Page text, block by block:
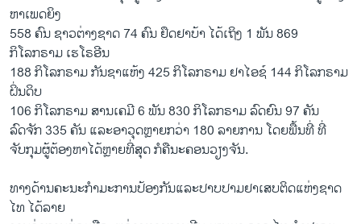
ຫາເພດຍິງ
558 ຄົນ ຊາວຕ່າງຊາດ 74 ຄົນ ຢຶດຢາບ້າ ໄດ້ເຖິງ 1 ພັນ 869
ກິໂລກຣາມ ເຮໂຣອີນ
188 ກິໂລກຣາມ ກັນຊາແຫ້ງ 425 ກິໂລກຣາມ ຢາໄອຊ໌ 144 ກິໂລກຣາມ
ຝິ່ນດິບ
106 ກິໂລກຣາມ ສານເຄມີ 6 ພັນ 830 ກິໂລກຣາມ ລົດຍົນ 97 ຄັນ
ລົດຈັກ 335 ຄັນ ແລະອາວຸດຫຼາຍກວ່າ 180 ລາຍການ ໂດຍພື້ນທີ່ ທີ່
ຈັບກຸມຜູ້ຕ້ອງຫາໄດ້ຫຼາຍທີ່ສຸດ ກໍຄືນະຄອນວຽງຈັນ.
ທາງດ້ານຄະນະກຳມະການປ້ອງກັນແລະປາບປາມຢາເສບຕິດແຫ່ງຊາດ
ໄທ ໄດ້ລາຍ